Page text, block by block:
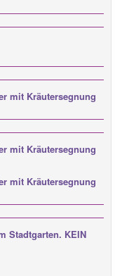
mit Kräutersegnung
mit Kräutersegnung
mit Kräutersegnung
Stadtgarten. KEIN